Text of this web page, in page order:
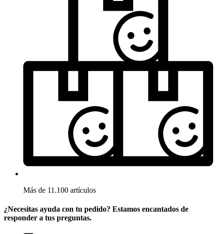
Más de 11.100 artículos
¿Necesitas ayuda con tu pedido? Estamos encantados de
responder a tus preguntas.